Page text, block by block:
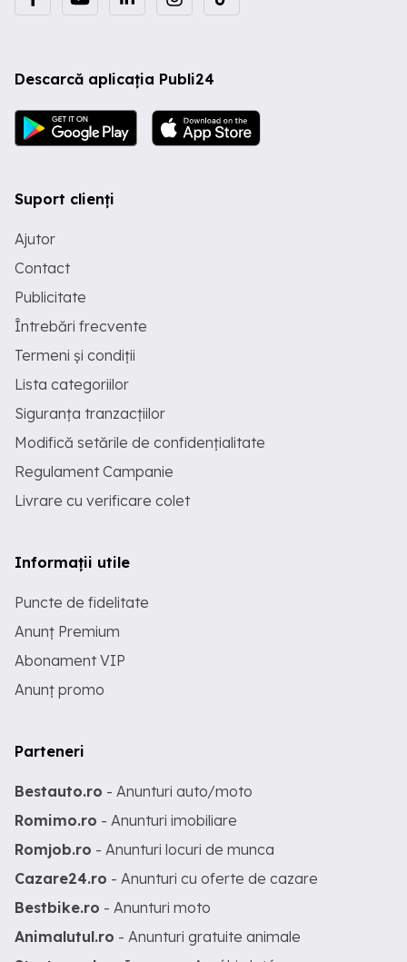
Descarcă aplicația Publi24
Suport clienți
Ajutor
Contact
Publicitate
Întrebări frecvente
Termeni și condiții
Lista categoriilor
Siguranța tranzacțiilor
Modifică setările de confidențialitate
Regulament Campanie
Livrare cu verificare colet
Informații utile
Puncte de fidelitate
Anunț Premium
Abonament VIP
Anunț promo
Parteneri
Bestauto.ro - Anunturi auto/moto
Romimo.ro - Anunturi imobiliare
Romjob.ro - Anunturi locuri de munca
Cazare24.ro - Anunturi cu oferte de cazare
Bestbike.ro - Anunturi moto
Animalutul.ro - Anunturi gratuite animale